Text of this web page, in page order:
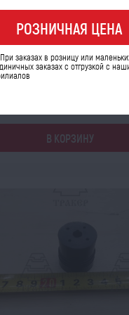
на STIHL MS-
180(все) 270,280,(правый пе...
товара: 63161
шт:
В КОРЗИНУ
РОЗНИЧНАЯ ЦЕНА
При заказах в розницу или
заказах с отгрузкой с